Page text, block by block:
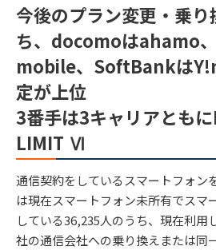
今後のプラン変更・乗り
ち、docomoはahamo
mobile、SoftBankは
定が上位
3番手は3キャリアとも
LIMIT Ⅵ
通信契約をしているスマートフォン
は現在スマートフォン未所有でスマ
している36,235人のうち、現在利用
社の通信会社への乗り換えまたは同